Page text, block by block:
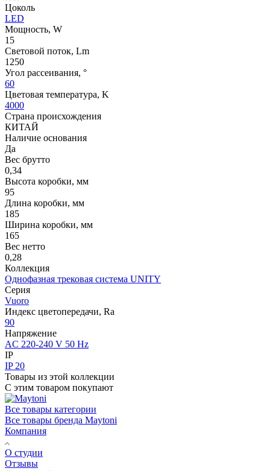
Цоколь
LED
Мощность, W
15
Световой поток, Lm
1250
Угол рассеивания, °
60
Цветовая температура, K
4000
Страна происхождения
КИТАЙ
Наличие основания
Да
Вес брутто
0,34
Высота коробки, мм
95
Длина коробки, мм
185
Ширина коробки, мм
165
Вес нетто
0,28
Коллекция
Однофазная трековая система UNITY
Серия
Vuoro
Индекс цветопередачи, Ra
90
Напряжение
AC 220-240 V 50 Hz
IP
IP 20
Товары из этой коллекции
С этим товаром покупают
Все товары категории
Все товары бренда Maytoni
Компания
О студии
Отзывы